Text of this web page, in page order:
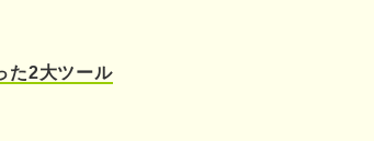
た2大ツール